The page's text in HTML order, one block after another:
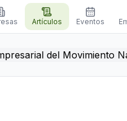
Artículos Eventos